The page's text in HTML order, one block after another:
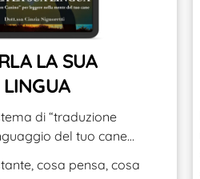
LA SUA
LINGUA
di “traduzione
del tuo cane…
cosa pensa, cosa